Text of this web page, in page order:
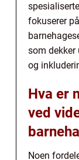
fokuserer
som dekker
og
Hva er
ved
Noen